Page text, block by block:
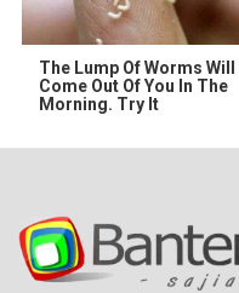
The Lump Of Worms Will
Come Out Of You In The
Morning. Try It